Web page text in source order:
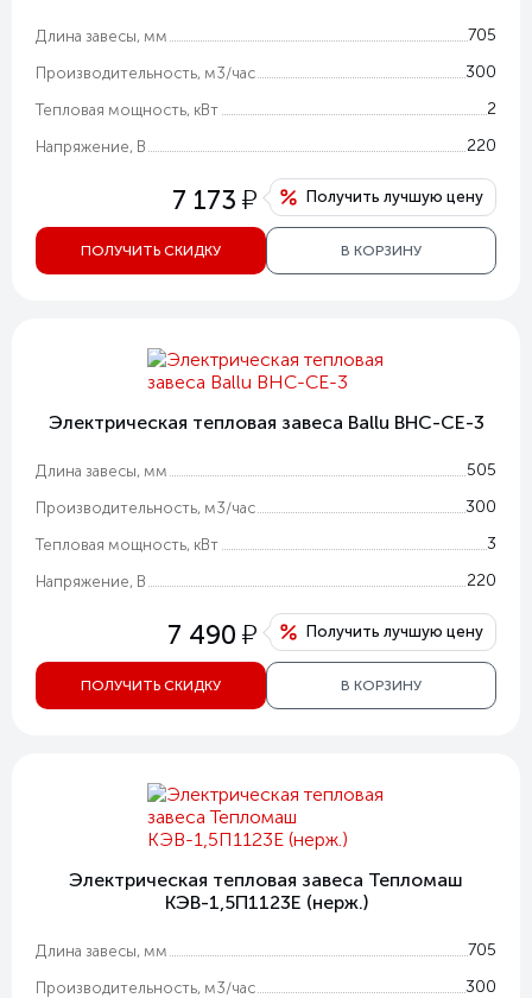
Длина завесы, мм 705
Производительность, м3/час 300
Тепловая мощность, кВт 2
Напряжение, В 220
7 173 у Получить лучшую цену
ПОЛУЧИТЬ СКИДКУ В КОРЗИНУ
Электрическая тепловая завеса Ballu BHC-CE-3
Длина завесы, мм 505
Производительность, м3/час 300
Тепловая мощность, кВт 3
Напряжение, В 220
7 490 у Получить лучшую цену
ПОЛУЧИТЬ СКИДКУ В КОРЗИНУ
Электрическая тепловая завеса Тепломаш
КЭВ-1,5П1123Е (нерж.)
Длина завесы, мм 705
Производительность, м3/час 300